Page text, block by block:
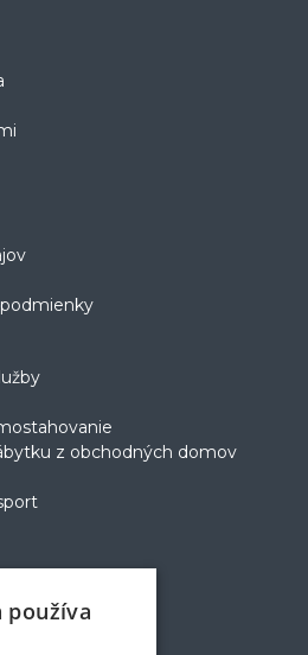
z obchodných domov
používa